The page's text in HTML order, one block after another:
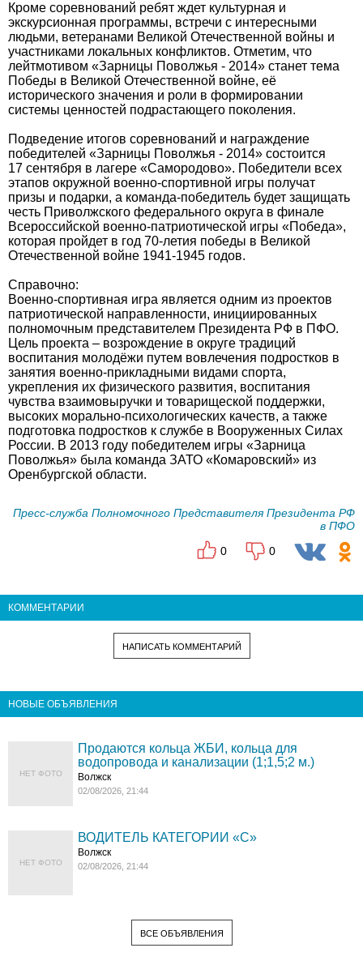
Кроме соревнований ребят ждет культурная и
экскурсионная программы, встречи с интересными
людьми, ветеранами Великой Отечественной войны и
участниками локальных конфликтов. Отметим, что
лейтмотивом «Зарницы Поволжья - 2014» станет тема
Победы в Великой Отечественной войне, её
исторического значения и роли в формировании
системы ценностей подрастающего поколения.
Подведение итогов соревнований и награждение
победителей «Зарницы Поволжья - 2014» состоится
17 сентября в лагере «Самородово». Победители всех
этапов окружной военно-спортивной игры получат
призы и подарки, а команда-победитель будет защищать
честь Приволжского федерального округа в финале
Всероссийской военно-патриотической игры «Победа»,
которая пройдет в год 70-летия победы в Великой
Отечественной войне 1941-1945 годов.
Справочно:
Военно-спортивная игра является одним из проектов
патриотической направленности, инициированных
полномочным представителем Президента РФ в ПФО.
Цель проекта – возрождение в округе традиций
воспитания молодёжи путем вовлечения подростков в
занятия военно-прикладными видами спорта,
укрепления их физического развития, воспитания
чувства взаимовыручки и товарищеской поддержки,
высоких морально-психологических качеств, а также
подготовка подростков к службе в Вооруженных Силах
России. В 2013 году победителем игры «Зарница
Поволжья» была команда ЗАТО «Комаровский» из
Оренбургской области.
Пресс-служба Полномочного Представителя Президента РФ
в ПФО
0
0
КОММЕНТАРИИ
НАПИСАТЬ КОММЕНТАРИЙ
НОВЫЕ ОБЪЯВЛЕНИЯ
НЕТ ФОТО
Продаются кольца ЖБИ, кольца для
водопровода и канализации (1;1,5;2 м.)
Волжск
02/08/2026, 21:44
НЕТ ФОТО
ВОДИТЕЛЬ КАТЕГОРИИ «C»
Волжск
02/08/2026, 21:44
ВСЕ ОБЪЯВЛЕНИЯ